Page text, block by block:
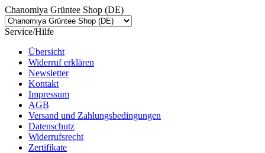
Chanomiya Grüntee Shop (DE)
Service/Hilfe
Übersicht
Widerruf erklären
Newsletter
Kontakt
Impressum
AGB
Versand und Zahlungsbedingungen
Datenschutz
Widerrufsrecht
Zertifikate